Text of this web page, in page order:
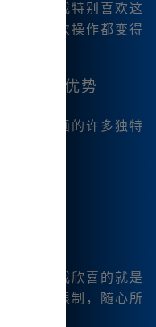
文用户，我特别喜欢这
我的每次操作都变得
绘画的优势
中文绘画的许多独特
，最让我欣喜的就是
有次数限制，随心所